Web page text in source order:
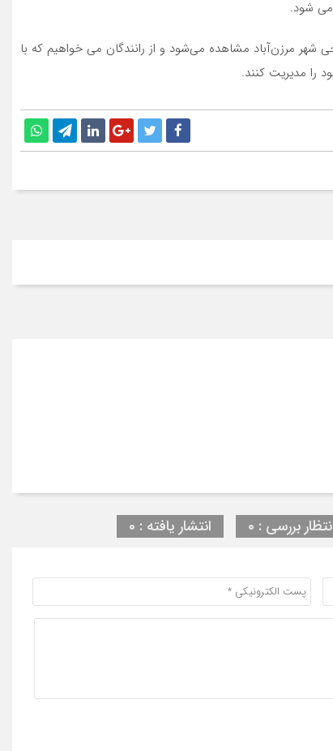
می شود.
مرزن‌آباد مشاهده می‌شود و از رانندگان می خواهیم که با
را مدیریت کنند.
بررسی : 0 انتشار یافته : 0